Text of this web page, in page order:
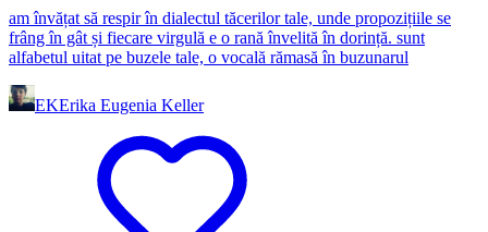
am învățat să respir în dialectul tăcerilor tale, unde propozițiile se
frâng în gât și fiecare virgulă e o rană învelită în dorință. sunt
alfabetul uitat pe buzele tale, o vocală rămasă în buzunarul
EKErika Eugenia Keller